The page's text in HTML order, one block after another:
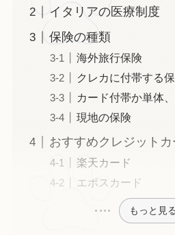
イタリアの医療制度
保険の種類
海外旅行保険
クレカに付帯する
カード付帯か単体
現地の保険
おすすめクレジットカ
楽天カード
エポスカード
もっと見る